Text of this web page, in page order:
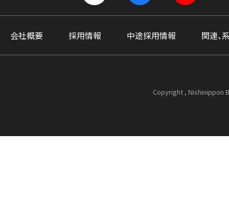
会社概要 採用情報 中途採用情報 関連、
Copyright , Nishinippon